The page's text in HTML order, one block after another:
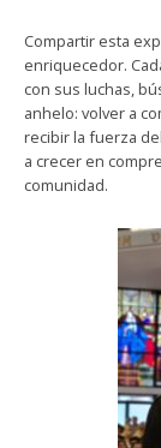
Compartir esta
enriquecedor.
con sus luchas,
anhelo: volver a
recibir la fuerza
a crecer en
comunidad.